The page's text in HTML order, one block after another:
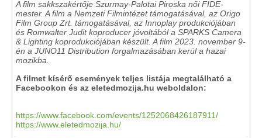
A film sakkszakértője Szurmay-Palotai Piroska női FIDE-
mester. A film a Nemzeti Filmintézet támogatásával, az Origo
Film Group Zrt. támogatásával, az Innoplay produkciójában
és Romwalter Judit koproducer jóvoltából a SPARKS Camera
& Lighting koprodukciójában készült. A film 2023. november 9-
én a JUNO11 Distribution forgalmazásában kerül a hazai
mozikba.
A filmet kísérő események teljes listája megtalálható a
Facebookon és az eletedmozija.hu weboldalon:
https://www.facebook.com/events/1252068426187911/
https://www.eletedmozija.hu/